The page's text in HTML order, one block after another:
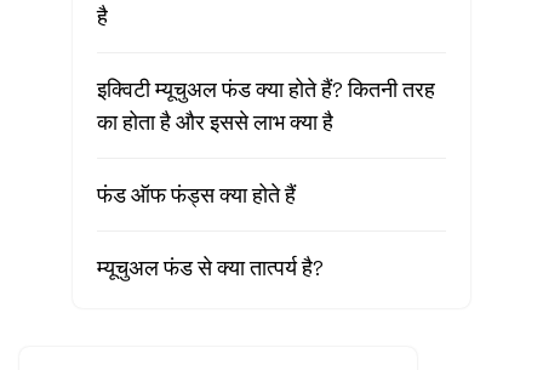
है
इक्विटी म्यूचुअल फंड क्या होते हैं? कितनी तरह
का होता है और इससे लाभ क्या है
फंड ऑफ फंड्स क्या होते हैं
म्यूचुअल फंड से क्या तात्पर्य है?